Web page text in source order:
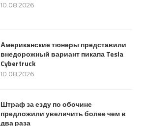
10.08.2026
Американские тюнеры представили
внедорожный вариант пикапа Tesla
Cybertruck
10.08.2026
Штраф за езду по обочине
предложили увеличить более чем в
два раза